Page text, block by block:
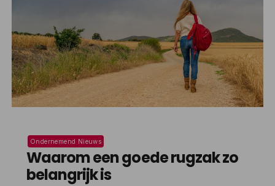
Ondernemend Nieuws
Waarom een goede rugzak zo
belangrijk is